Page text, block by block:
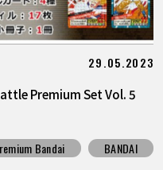
29.05.2023
Premium Set Vol. 5
Bandai BANDAI